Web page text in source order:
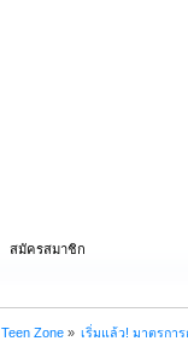
สมัครสมาชิก
Teen Zone» เริ่มแล้ว! มาตรการ